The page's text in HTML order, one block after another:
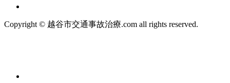
Copyright © 越谷市交通事故治療.com all rights reserved.